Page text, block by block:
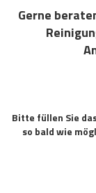
Gerne
Bitte füllen Sie
so bald wie